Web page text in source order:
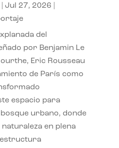
Jul 27, 2026
del
por Benjamin Le
Eric Rousseau
de París como
espacio para
urbano, donde
en plena